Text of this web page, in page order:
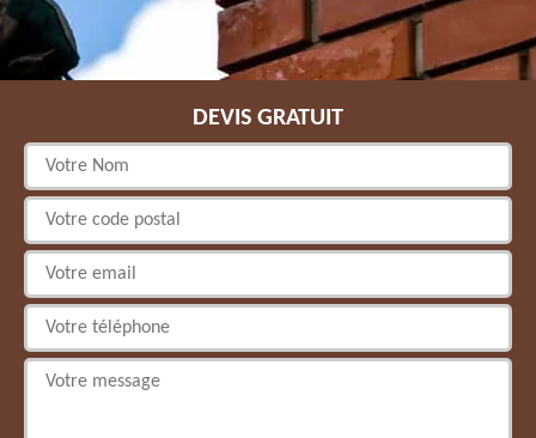
DEVIS GRATUIT